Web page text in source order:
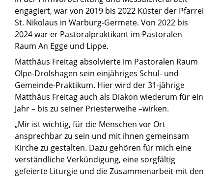
engagiert, war von 2019 bis 2022 Küster der Pfarrei
St. Nikolaus in Warburg-Germete. Von 2022 bis
2024 war er Pastoralpraktikant im Pastoralen
Raum An Egge und Lippe.
Matthäus Freitag absolvierte im Pastoralen Raum
Olpe-Drolshagen sein einjähriges Schul- und
Gemeinde-Praktikum. Hier wird der 31-jährige
Matthäus Freitag auch als Diakon wiederum für ein
Jahr – bis zu seiner Priesterweihe –wirken.
„Mir ist wichtig, für die Menschen vor Ort
ansprechbar zu sein und mit ihnen gemeinsam
Kirche zu gestalten. Dazu gehören für mich eine
verständliche Verkündigung, eine sorgfältig
gefeierte Liturgie und die Zusammenarbeit mit den